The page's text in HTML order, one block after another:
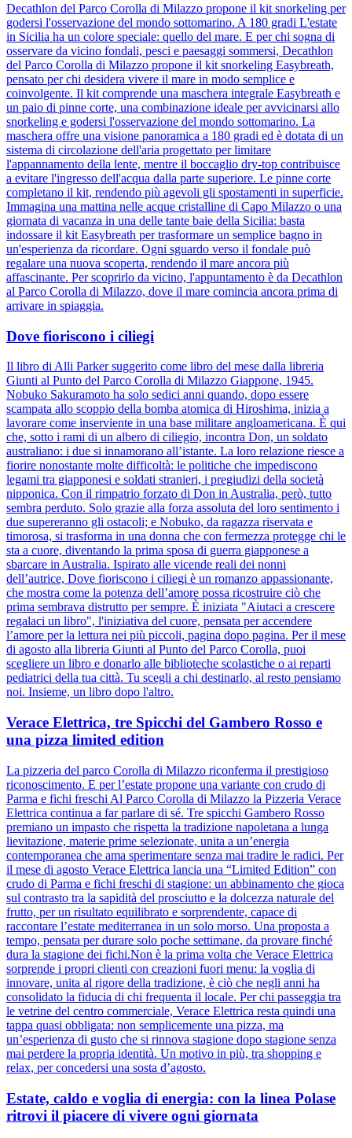
Decathlon del Parco Corolla di Milazzo propone il kit snorkeling per
godersi l'osservazione del mondo sottomarino. A 180 gradi L'estate
in Sicilia ha un colore speciale: quello del mare. E per chi sogna di
osservare da vicino fondali, pesci e paesaggi sommersi, Decathlon
del Parco Corolla di Milazzo propone il kit snorkeling Easybreath,
pensato per chi desidera vivere il mare in modo semplice e
coinvolgente. Il kit comprende una maschera integrale Easybreath e
un paio di pinne corte, una combinazione ideale per avvicinarsi allo
snorkeling e godersi l'osservazione del mondo sottomarino. La
maschera offre una visione panoramica a 180 gradi ed è dotata di un
sistema di circolazione dell'aria progettato per limitare
l'appannamento della lente, mentre il boccaglio dry-top contribuisce
a evitare l'ingresso dell'acqua dalla parte superiore. Le pinne corte
completano il kit, rendendo più agevoli gli spostamenti in superficie.
Immagina una mattina nelle acque cristalline di Capo Milazzo o una
giornata di vacanza in una delle tante baie della Sicilia: basta
indossare il kit Easybreath per trasformare un semplice bagno in
un'esperienza da ricordare. Ogni sguardo verso il fondale può
regalare una nuova scoperta, rendendo il mare ancora più
affascinante. Per scoprirlo da vicino, l'appuntamento è da Decathlon
al Parco Corolla di Milazzo, dove il mare comincia ancora prima di
arrivare in spiaggia.
Dove fioriscono i ciliegi
Il libro di Alli Parker suggerito come libro del mese dalla libreria
Giunti al Punto del Parco Corolla di Milazzo Giappone, 1945.
Nobuko Sakuramoto ha solo sedici anni quando, dopo essere
scampata allo scoppio della bomba atomica di Hiroshima, inizia a
lavorare come inserviente in una base militare angloamericana. È qui
che, sotto i rami di un albero di ciliegio, incontra Don, un soldato
australiano: i due si innamorano all’istante. La loro relazione riesce a
fiorire nonostante molte difficoltà: le politiche che impediscono
legami tra giapponesi e soldati stranieri, i pregiudizi della società
nipponica. Con il rimpatrio forzato di Don in Australia, però, tutto
sembra perduto. Solo grazie alla forza assoluta del loro sentimento i
due supereranno gli ostacoli; e Nobuko, da ragazza riservata e
timorosa, si trasforma in una donna che con fermezza protegge chi le
sta a cuore, diventando la prima sposa di guerra giapponese a
sbarcare in Australia. Ispirato alle vicende reali dei nonni
dell’autrice, Dove fioriscono i ciliegi è un romanzo appassionante,
che mostra come la potenza dell’amore possa ricostruire ciò che
prima sembrava distrutto per sempre. È iniziata "Aiutaci a crescere
regalaci un libro", l'iniziativa del cuore, pensata per accendere
l’amore per la lettura nei più piccoli, pagina dopo pagina. Per il mese
di agosto alla libreria Giunti al Punto del Parco Corolla, puoi
scegliere un libro e donarlo alle biblioteche scolastiche o ai reparti
pediatrici della tua città. Tu scegli a chi destinarlo, al resto pensiamo
noi. Insieme, un libro dopo l'altro.
Verace Elettrica, tre Spicchi del Gambero Rosso e
una pizza limited edition
La pizzeria del parco Corolla di Milazzo riconferma il prestigioso
riconoscimento. E per l’estate propone una variante con crudo di
Parma e fichi freschi Al Parco Corolla di Milazzo la Pizzeria Verace
Elettrica continua a far parlare di sé. Tre spicchi Gambero Rosso
premiano un impasto che rispetta la tradizione napoletana a lunga
lievitazione, materie prime selezionate, unita a un’energia
contemporanea che ama sperimentare senza mai tradire le radici. Per
il mese di agosto Verace Elettrica lancia una “Limited Edition” con
crudo di Parma e fichi freschi di stagione: un abbinamento che gioca
sul contrasto tra la sapidità del prosciutto e la dolcezza naturale del
frutto, per un risultato equilibrato e sorprendente, capace di
raccontare l’estate mediterranea in un solo morso. Una proposta a
tempo, pensata per durare solo poche settimane, da provare finché
dura la stagione dei fichi.Non è la prima volta che Verace Elettrica
sorprende i propri clienti con creazioni fuori menu: la voglia di
innovare, unita al rigore della tradizione, è ciò che negli anni ha
consolidato la fiducia di chi frequenta il locale. Per chi passeggia tra
le vetrine del centro commerciale, Verace Elettrica resta quindi una
tappa quasi obbligata: non semplicemente una pizza, ma
un’esperienza di gusto che si rinnova stagione dopo stagione senza
mai perdere la propria identità. Un motivo in più, tra shopping e
relax, per concedersi una sosta d’agosto.
Estate, caldo e voglia di energia: con la linea Polase
ritrovi il piacere di vivere ogni giornata